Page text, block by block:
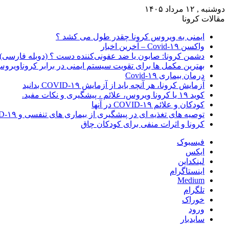
دوشنبه , ۱۲ مرداد ۱۴۰۵
مقالات کرونا
ایمنی به ویروس کرونا چقدر طول می کشد ؟
واکسن Covid-۱۹ – آخرین اخبار
دشمن کرونا: صابون یا ضد عفونی‌کننده دست ؟ (دوبله فارسی)
بهترین مکمل ها برای تقویت سیستم ایمنی در برابر
درمان بیماری Covid-۱۹
آزمایش کرونا، هر آنچه باید از آزمایش COVID-۱۹ بدانید
کوید ۱۹ یا کرونا ویروس، علائم ، پیشگیری و نکات مفید.
کودکان و علائم COVID-۱۹ در آنها
توصیه های تغذیه ای در پیشگیری از بیماری های تنفسی و COVID-۱۹
کرونا و اثرات منفی برای کودکان چاق
فیسبوک
ایکس
لینکداین
اینستاگرام
Medium
تلگرام
خوراک
ورود
سایدبار